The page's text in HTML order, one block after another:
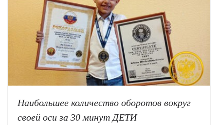
Наибольшее количество оборотов вокруг
своей оси за 30 минут ДЕТИ